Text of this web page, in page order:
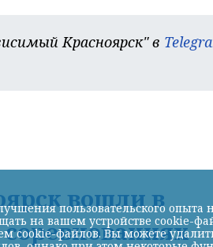
Красноярск" в
вошли в
пользовательского опыта
на вашем устройстве cookie-
файлов. Вы можете